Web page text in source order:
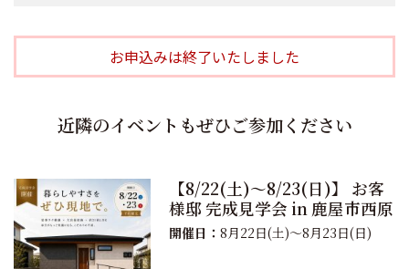
お申込みは終了いたしました
近隣のイベントもぜひご参加ください
【8/22(土)～8/23(日)】 お客
様邸 完成見学会 in 鹿屋市西原
開催日： 8月22日(土)～8月23日(日)